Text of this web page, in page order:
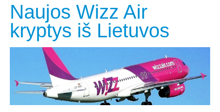
Naujos Wizz Air
kryptys iš Lietuvos